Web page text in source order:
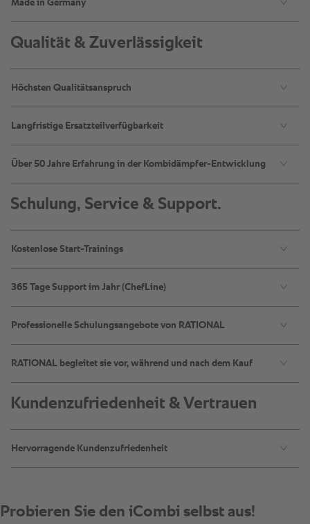
Made in Germany
Qualität & Zuverlässigkeit
Höchsten Qualitätsanspruch​
Langfristige Ersatzteilverfügbarkeit​
Über 50 Jahre Erfahrung in der Kombidämpfer-Entwicklung​
Schulung, Service & Support.
Kostenlose Start-Trainings​
365 Tage Support im Jahr (ChefLine)​
Professionelle Schulungsangebote von RATIONAL​
RATIONAL begleitet sie vor, während und nach dem Kauf​
Kundenzufriedenheit & Vertrauen
Hervorragende Kundenzufriedenheit​